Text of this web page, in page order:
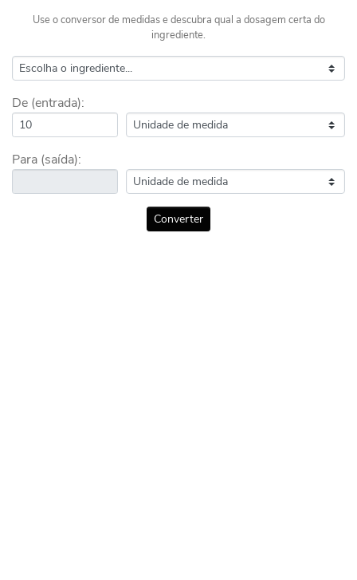
Use o conversor de medidas e descubra qual a dosagem certa do
ingrediente.
De (entrada):
Para (saída):
Converter